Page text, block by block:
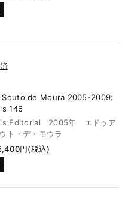
Souto de Moura 2005-2009:
146
Editorial 2005年 エドゥア
ト・デ・モウラ
円(税込)